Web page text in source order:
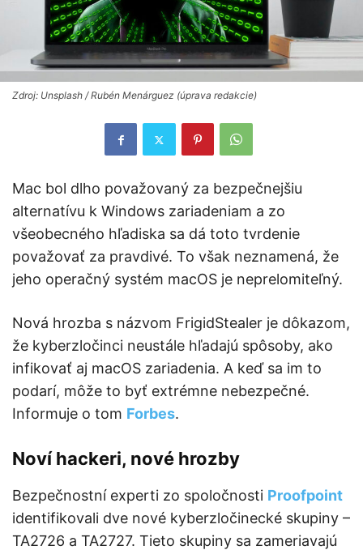
Zdroj: Unsplash / Rubén Menárguez (úprava redakcie)
Mac bol dlho považovaný za bezpečnejšiu
alternatívu k Windows zariadeniam a zo
všeobecného hľadiska sa dá toto tvrdenie
považovať za pravdivé. To však neznamená, že
jeho operačný systém macOS je neprelomiteľný.
Nová hrozba s názvom FrigidStealer je dôkazom,
že kyberzločinci neustále hľadajú spôsoby, ako
infikovať aj macOS zariadenia. A keď sa im to
podarí, môže to byť extrémne nebezpečné.
Informuje o tom Forbes.
Noví hackeri, nové hrozby
Bezpečnostní experti zo spoločnosti Proofpoint
identifikovali dve nové kyberzločinecké skupiny –
TA2726 a TA2727. Tieto skupiny sa zameriavajú